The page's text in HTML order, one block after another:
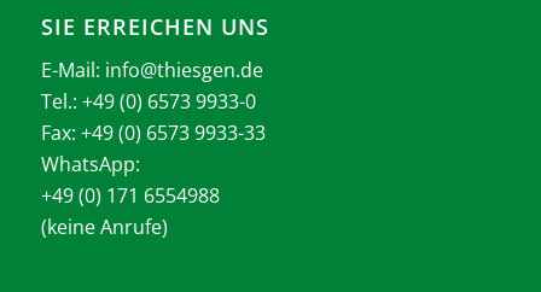
SIE ERREICHEN UNS
E-Mail: info@thiesgen.de
Tel.: +49 (0) 6573 9933-0
Fax: +49 (0) 6573 9933-33
WhatsApp:
+49 (0) 171 6554988
(keine Anrufe)